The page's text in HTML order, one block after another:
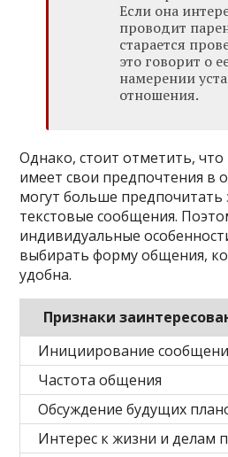
Если она
проводит
старается
это говорит о
намерении
отношения.
Однако, стоит отметить,
имеет свои предпочтения в
могут больше
текстовые сообщения.
индивидуальные
выбирать форму общения,
удобна.
Признаки
Инициирование
Частота общения
Обсуждение будущих
Интерес к жизни и делам